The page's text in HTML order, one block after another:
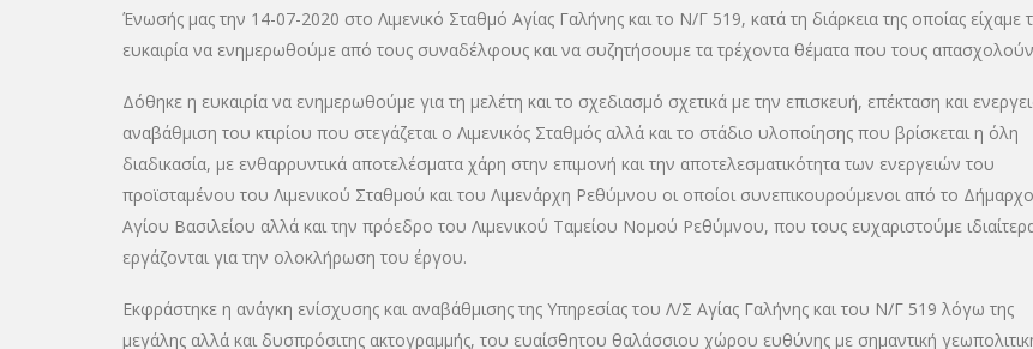
Ένωσής μας την 14-07-2020 στο Λιμενικό Σταθμό Αγίας Γαλήνης και το Ν/Γ 519, κατά τη διάρκεια της οποίας είχαμε
ευκαιρία να ενημερωθούμε από τους συναδέλφους και να συζητήσουμε τα τρέχοντα θέματα που τους
Δόθηκε η ευκαιρία να ενημερωθούμε για τη μελέτη και το σχεδιασμό σχετικά με την επισκευή, επέκταση και
αναβάθμιση του κτιρίου που στεγάζεται ο Λιμενικός Σταθμός αλλά και το στάδιο υλοποίησης που βρίσκεται η όλη
διαδικασία, με ενθαρρυντικά αποτελέσματα χάρη στην επιμονή και την αποτελεσματικότητα των ενεργειών του
προϊσταμένου του Λιμενικού Σταθμού και του Λιμενάρχη Ρεθύμνου οι οποίοι συνεπικουρούμενοι από το Δήμαρχο
Αγίου Βασιλείου αλλά και την πρόεδρο του Λιμενικού Ταμείου Νομού Ρεθύμνου, που τους ευχαριστούμε
εργάζονται για την ολοκλήρωση του έργου.
Εκφράστηκε η ανάγκη ενίσχυσης και αναβάθμισης της Υπηρεσίας του Λ/Σ Αγίας Γαλήνης και του Ν/Γ 519 λόγω της
μεγάλης αλλά και δυσπρόσιτης ακτογραμμής, του ευαίσθητου θαλάσσιου χώρου ευθύνης με σημαντική